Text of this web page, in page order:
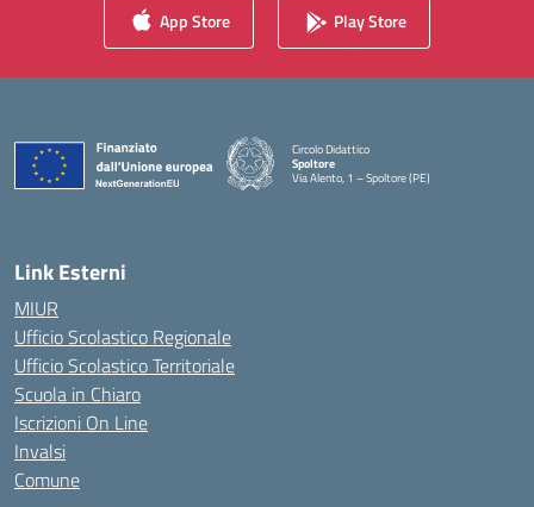
App Store Play Store
Circolo Didattico
Spoltore
Via Alento, 1 – Spoltore (PE)
— Visita la pagina iniziale della scuola
Link Esterni
MIUR
Ufficio Scolastico Regionale
Ufficio Scolastico Territoriale
Scuola in Chiaro
Iscrizioni On Line
Invalsi
Comune